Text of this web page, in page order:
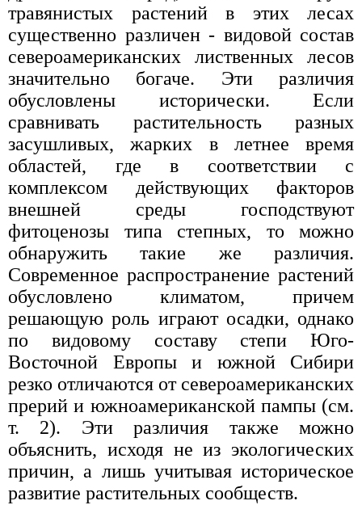
травянистых растений в этих лесах
существенно различен - видовой состав
североамериканских лиственных лесов
значительно богаче. Эти различия
обусловлены исторически. Если
сравнивать растительность разных
засушливых, жарких в летнее время
областей, где в соответствии с
комплексом действующих факторов
внешней среды господствуют
фитоценозы типа степных, то можно
обнаружить такие же различия.
Современное распространение растений
обусловлено климатом, причем
решающую роль играют осадки, однако
по видовому составу степи Юго-
Восточной Европы и южной Сибири
резко отличаются от североамериканских
прерий и южноамериканской пампы (см.
т. 2). Эти различия также можно
объяснить, исходя не из экологических
причин, а лишь учитывая историческое
развитие растительных сообществ.